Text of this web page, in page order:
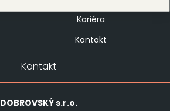
Kariéra
Kontakt
Kontakt
DOBROVSKÝs.r.o.